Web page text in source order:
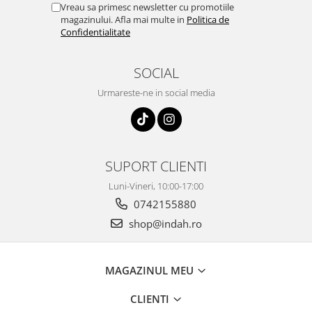
Vreau sa primesc newsletter cu promotiile
magazinului. Afla mai multe in Politica de
Confidentialitate
SOCIAL
Urmareste-ne in social media
SUPORT CLIENTI
Luni-Vineri, 10:00-17:00
0742155880
shop@indah.ro
MAGAZINUL MEU
CLIENTI